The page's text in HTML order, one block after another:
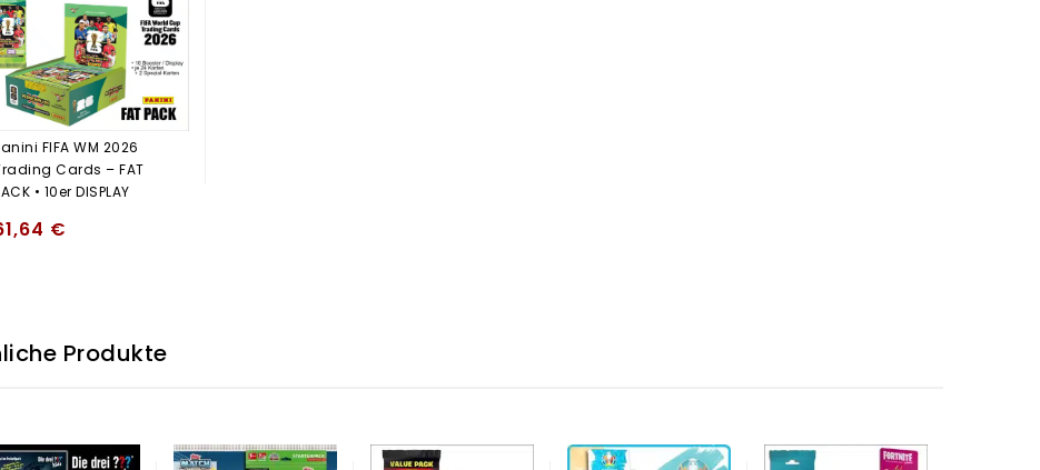
FIFA WM 2026
Cards – FAT
• 10er DISPLAY
€
Produkte